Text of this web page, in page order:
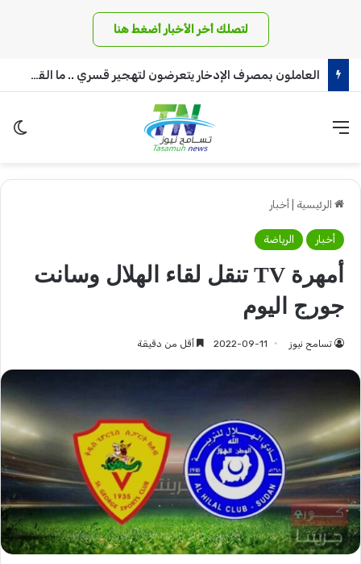
لتصلك أخر الأخبار أضغط هنا
العاملون بمصرف الإدخار يتعرضون لتهجير قسري .. ما القصة!!
القائمة
الرئيسية أخبار
أخبار الرياضة
أمهرة TV تنقل لقاء الهلال وسانت
جورج اليوم
تسامح نيوز 2022-09-11 أقل من دقيقة